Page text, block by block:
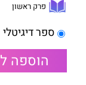
פרק ראשון
ספר דיגיטלי
הוספה